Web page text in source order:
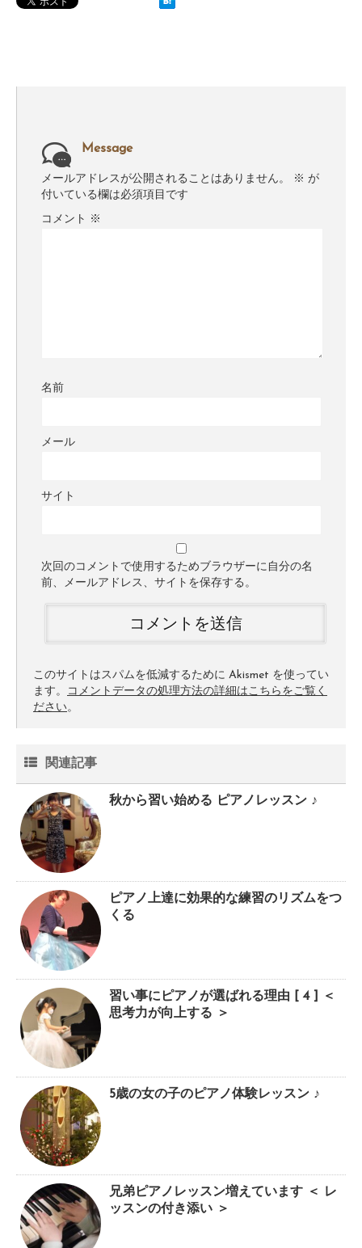
Message
メールアドレスが公開されることはありません。 ※ が
付いている欄は必須項目です
コメント ※
名前
メール
サイト
次回のコメントで使用するためブラウザーに自分の名
前、メールアドレス、サイトを保存する。
このサイトはスパムを低減するために Akismet を使ってい
ます。
コメントデータの処理方法の詳細はこちらをご覧く
ださい。
関連記事
秋から習い始める ピアノレッスン ♪
ピアノ上達に効果的な練習のリズムをつ
くる
習い事にピアノが選ばれる理由 [ 4 ] ＜
思考力が向上する ＞
5歳の女の子のピアノ体験レッスン ♪
兄弟ピアノレッスン増えています ＜ レ
ッスンの付き添い ＞